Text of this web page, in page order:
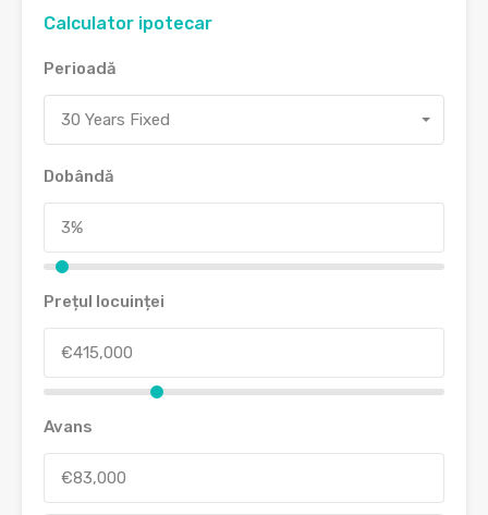
Calculator ipotecar
Perioadă
30 Years Fixed
Dobândă
Prețul locuinței
Avans